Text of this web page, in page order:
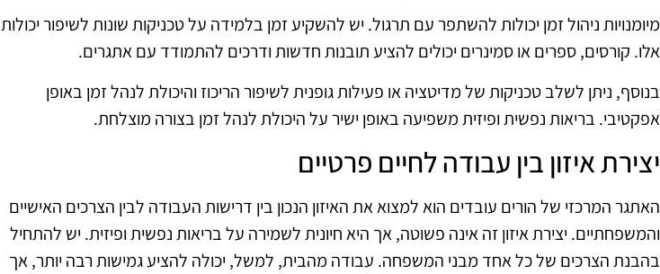
מיומנויות ניהול זמן יכולות להשתפר עם תרגול. יש להשקיע זמן בלמידה על טכניקות שונות לשיפור יכולות
אלו. קורסים, ספרים או סמינרים יכולים להציע תובנות חדשות ודרכים להתמודד עם אתגרים.
בנוסף, ניתן לשלב טכניקות של מדיטציה או פעילות גופנית לשיפור הריכוז והיכולת לנהל זמן באופן
אפקטיבי. בריאות נפשית ופיזית משפיעה באופן ישיר על היכולת לנהל זמן בצורה מוצלחת.
יצירת איזון בין עבודה לחיים פרטיים
האתגר המרכזי של הורים עובדים הוא למצוא את האיזון הנכון בין דרישות העבודה לבין הצרכים האישיים
והמשפחתיים. יצירת איזון זה אינה פשוטה, אך היא חיונית לשמירה על בריאות נפשית ופיזית. יש להתחיל
בהבנת הצרכים של כל אחד מבני המשפחה. עבודה מהבית, למשל, יכולה להציע גמישות רבה יותר, אך